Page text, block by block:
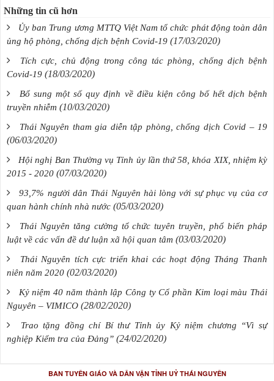
Những tin cũ hơn
Ủy ban Trung ương MTTQ Việt Nam tổ chức phát động toàn dân
ủng hộ phòng, chống dịch bệnh Covid-19 (17/03/2020)
Tích cực, chủ động trong công tác phòng, chống dịch bệnh
Covid-19 (18/03/2020)
Bổ sung một số quy định về điều kiện công bố hết dịch bệnh
truyền nhiễm (10/03/2020)
Thái Nguyên tham gia diễn tập phòng, chống dịch Covid – 19
(06/03/2020)
Hội nghị Ban Thường vụ Tỉnh ủy lần thứ 58, khóa XIX, nhiệm kỳ
2015 - 2020 (07/03/2020)
93,7% người dân Thái Nguyên hài lòng với sự phục vụ của cơ
quan hành chính nhà nước (05/03/2020)
Thái Nguyên tăng cường tổ chức tuyên truyền, phổ biến pháp
luật về các vấn đề dư luận xã hội quan tâm (03/03/2020)
Thái Nguyên tích cực triển khai các hoạt động Tháng Thanh
niên năm 2020 (02/03/2020)
Kỷ niệm 40 năm thành lập Công ty Cổ phần Kim loại màu Thái
Nguyên – VIMICO (28/02/2020)
Trao tặng đồng chí Bí thư Tỉnh ủy Kỷ niệm chương “Vì sự
nghiệp Kiểm tra của Đảng” (24/02/2020)
BAN TUYÊN GIÁO VÀ DÂN VẬN TỈNH UỶ THÁI NGUYÊN